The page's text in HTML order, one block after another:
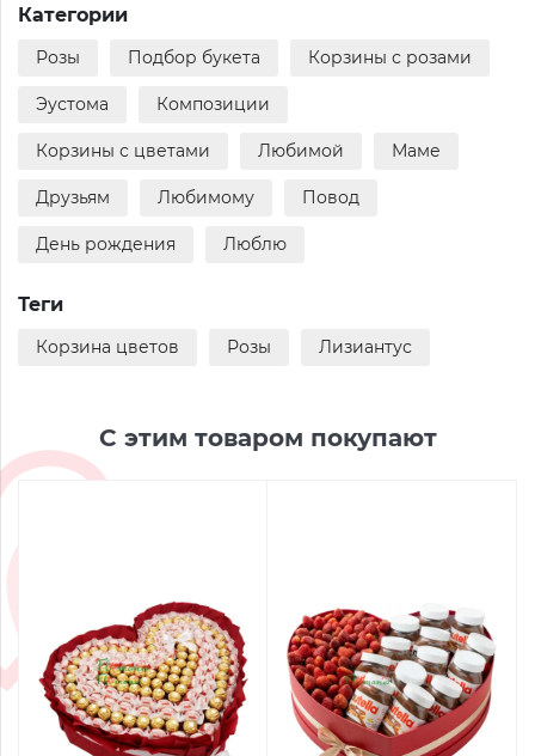
Категории
Розы Подбор букета Корзины с розами
Эустома Композиции
Корзины с цветами Любимой Маме
Друзьям Любимому Повод
День рождения Люблю
Теги
Корзина цветов Розы Лизиантус
С этим товаром покупают